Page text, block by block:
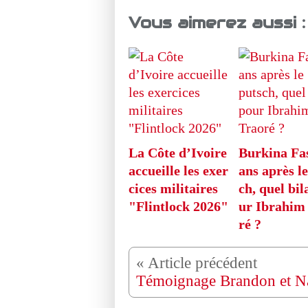
Vous aimerez aussi :
La Côte d’Ivoire
accueille les exer
cices militaires
"Flintlock 2026"
Burkina
ans après
ch, quel
ur Ibrahim
ré ?